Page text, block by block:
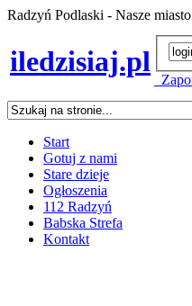
Radzyń Podlaski - Nasze
iledzisiaj.pl
Start
Gotuj z nami
Stare dzieje
Ogłoszenia
112 Radzyń
Babska Strefa
Kontakt